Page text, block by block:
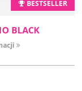
BESTSELLER
BLACK